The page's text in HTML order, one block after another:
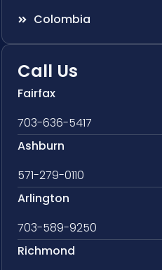
Colombia
Call Us
Fairfax
703-636-5417
Ashburn
571-279-0110
Arlington
703-589-9250
Richmond